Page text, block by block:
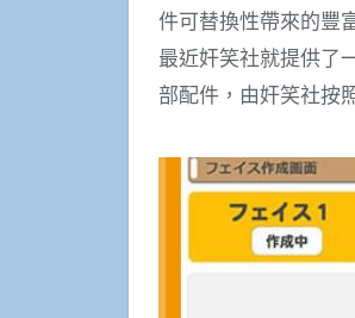
件可替換性帶來的豐
最近奸笑社就提供了
部配件，由奸笑社按